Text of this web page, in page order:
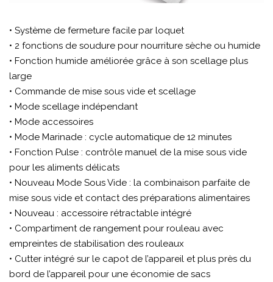
• Système de fermeture facile par loquet
• 2 fonctions de soudure pour nourriture sèche ou humide
• Fonction humide améliorée grâce à son scellage plus
large
• Commande de mise sous vide et scellage
• Mode scellage indépendant
• Mode accessoires
• Mode Marinade : cycle automatique de 12 minutes
• Fonction Pulse : contrôle manuel de la mise sous vide
pour les aliments délicats
• Nouveau Mode Sous Vide : la combinaison parfaite de
mise sous vide et contact des préparations alimentaires
• Nouveau : accessoire rétractable intégré
• Compartiment de rangement pour rouleau avec
empreintes de stabilisation des rouleaux
• Cutter intégré sur le capot de l’appareil et plus près du
bord de l’appareil pour une économie de sacs